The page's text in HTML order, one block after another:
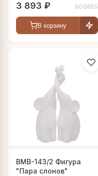
3 893 ₽ 906855
В корзину
BMB-143/2 Фигура
"Пара слонов"